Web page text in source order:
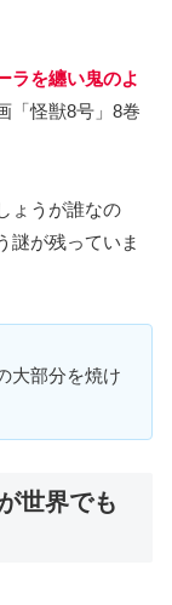
ラを纏い鬼のよ
「怪獣8号」8巻
ょうが誰なの
謎が残っていま
大部分を焼け
世界でも